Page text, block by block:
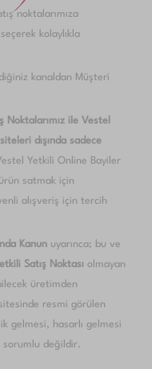
noktalarımıza
kolaylıkla
kanaldan Müşteri
Noktalarımız ile Vestel
dışında sadece
Yetkili Online Bayiler
satmak için
alışveriş için tercih
Kanun uyarınca; bu ve
Satış Noktası olmayan
üretimden
resmi görülen
gelmesi, hasarlı gelmesi
sorumlu değildir.